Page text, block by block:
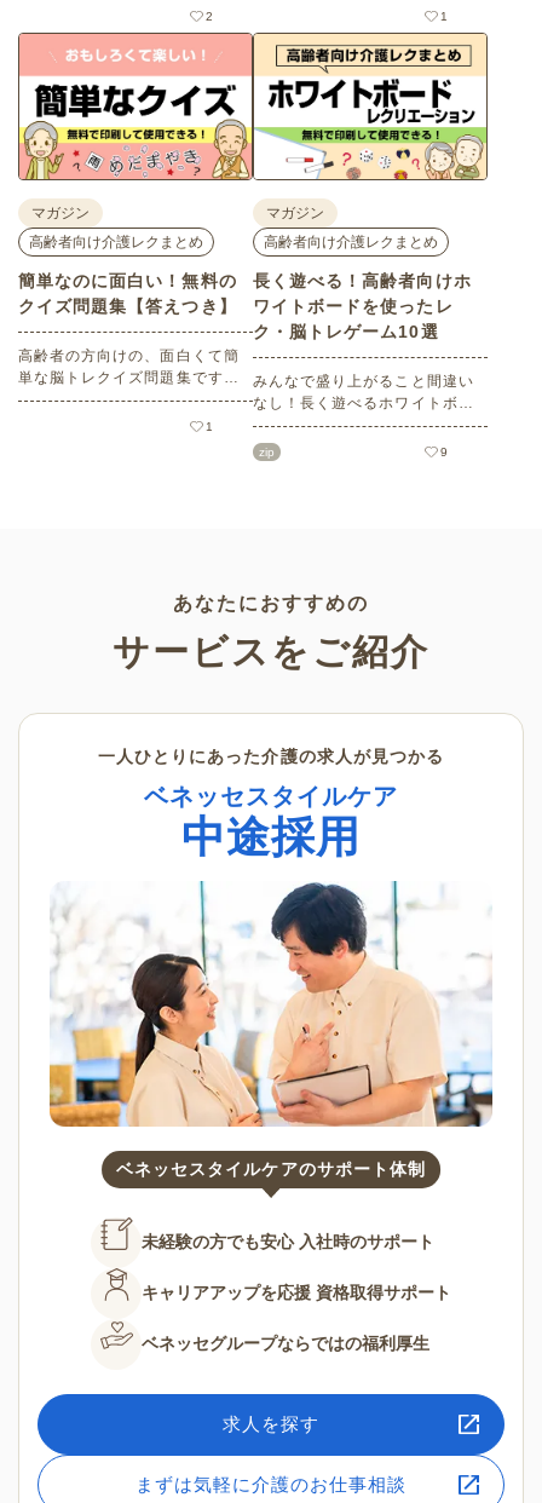
レク素材を多数ご用意していま
す。今回はそのなかから、「こ
どもの日」にちなんだ素材をピ
ックアップしてご紹介。会員の
方はすべて無料・無制限でご利
用いただけます。
2
す。今回はそのなかから、春の
レクリエーションにぴったりな
「お花見」に関連したものをピ
ックアップしました。会員の方
は無料でお使いいただけます。
1
マガジン
高齢者向け介護レクまとめ
簡単なのに面白い！無料の
クイズ問題集【答えつき】
高齢者の方向けの、面白くて簡
単な脳トレクイズ問題集です。
問題用紙のPDFはA4サイズで無
料印刷可能。答え付きですか
1
マガジン
高齢者向け介護レクまとめ
長く遊べる！高齢者向けホ
ワイトボードを使ったレ
ク・脳トレゲーム10選
みんなで盛り上がること間違い
なし！長く遊べるホワイトボー
ドを使った高齢者向けレクリエ
ーション・脳トレゲームを10種
ください♪
zip 9
あなたにおすすめの
サービスをご紹介
一人ひとりにあった介護の求人が見つかる
ベネッセスタイルケア
中途採用
ベネッセスタイルケアのサポート体制
未経験の方でも安心 入社時のサポート
キャリアアップを応援 資格取得サポート
ベネッセグループならではの福利厚生
求人を探す
まずは気軽に介護のお仕事相談